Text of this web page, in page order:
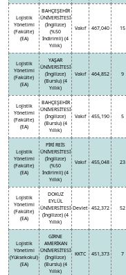
Lojistik
Yönetimi
(Fakülte)
(EA)
BAHÇEŞEHİR
ÜNİVERSİTESİ
(İngilizce)
(%50
İndirimli) (4
Yıllık)
Vakıf 467,040 15
Lojistik
Yönetimi
(Fakülte)
(EA)
YAŞAR
ÜNİVERSİTESİ
(İngilizce)
(Burslu) (4
Yıllık)
Vakıf 464,852 9
Lojistik
Yönetimi
(Fakülte)
(EA)
BAHÇEŞEHİR
ÜNİVERSİTESİ
(İngilizce)
(Burslu) (4
Yıllık)
Vakıf 455,190 5
Lojistik
Yönetimi
(Fakülte)
(EA)
PİRİ REİS
ÜNİVERSİTESİ
(İngilizce)
(%50
İndirimli) (4
Yıllık)
Vakıf 455,048 23
Lojistik
Yönetimi
(Fakülte)
(EA)
DOKUZ
EYLÜL
ÜNİVERSİTESİ
(İngilizce) (4
Yıllık)
Devlet 452,372 52
Lojistik
Yönetimi
(Yüksekokul)
(EA)
GİRNE
AMERİKAN
ÜNİVERSİTESİ
(İngilizce)
(Burslu) (4
Yıllık)
KKTC 451,373 7